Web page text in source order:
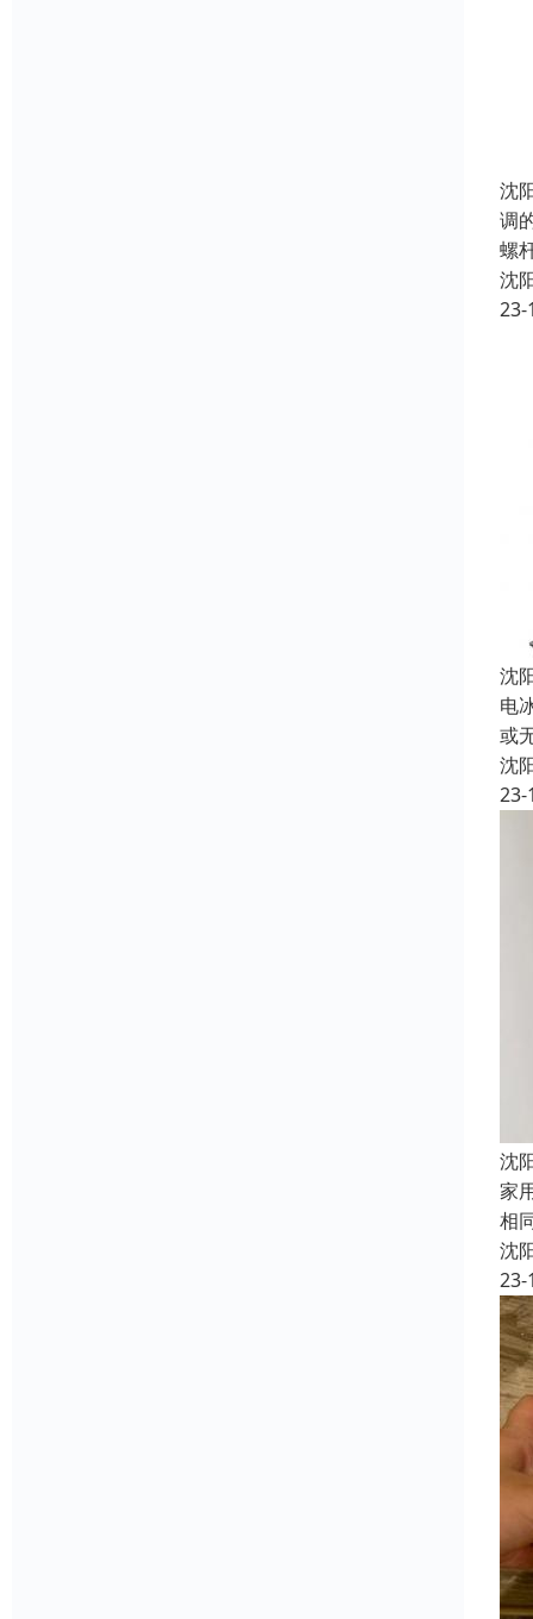
沈
调
螺
沈
23-
沈
电
或
沈
23-
沈
家
相
沈
23-